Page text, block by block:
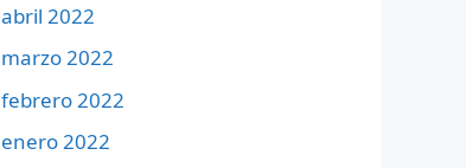
abril 2022
marzo 2022
febrero 2022
enero 2022